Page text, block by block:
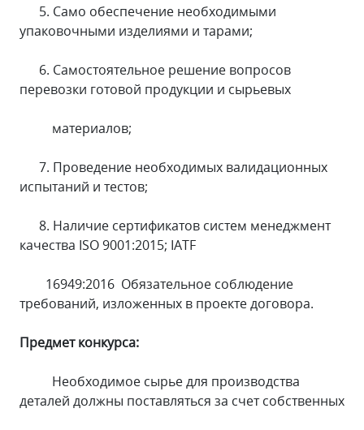
5. Само обеспечение необходимыми
упаковочными изделиями и тарами;
6. Самостоятельное решение вопросов
перевозки готовой продукции и сырьевых
материалов;
7. Проведение необходимых валидационных
испытаний и тестов;
8. Наличие сертификатов систем менеджмент
качества ISO 9001:2015; IATF
16949:2016 Обязательное соблюдение
требований, изложенных в проекте договора.
Предмет конкурса:
Необходимое сырье для производства
деталей должны поставляться за счет собственных